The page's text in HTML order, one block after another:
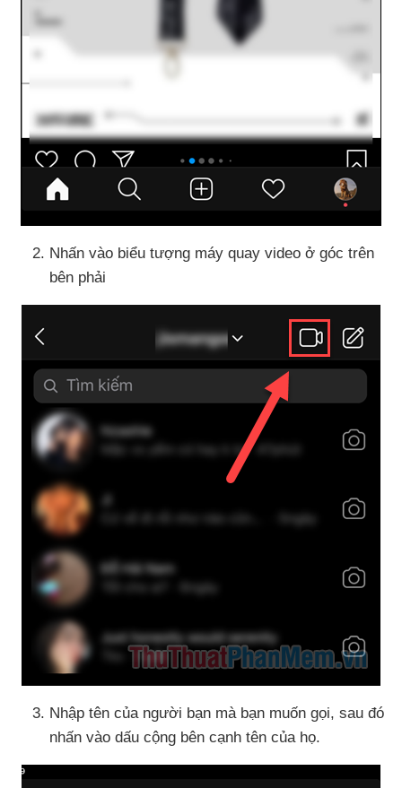
Nhấn vào biểu tượng máy quay video ở góc trên
bên phải
Nhập tên của người bạn mà bạn muốn gọi, sau đó
nhấn vào dấu cộng bên cạnh tên của họ.